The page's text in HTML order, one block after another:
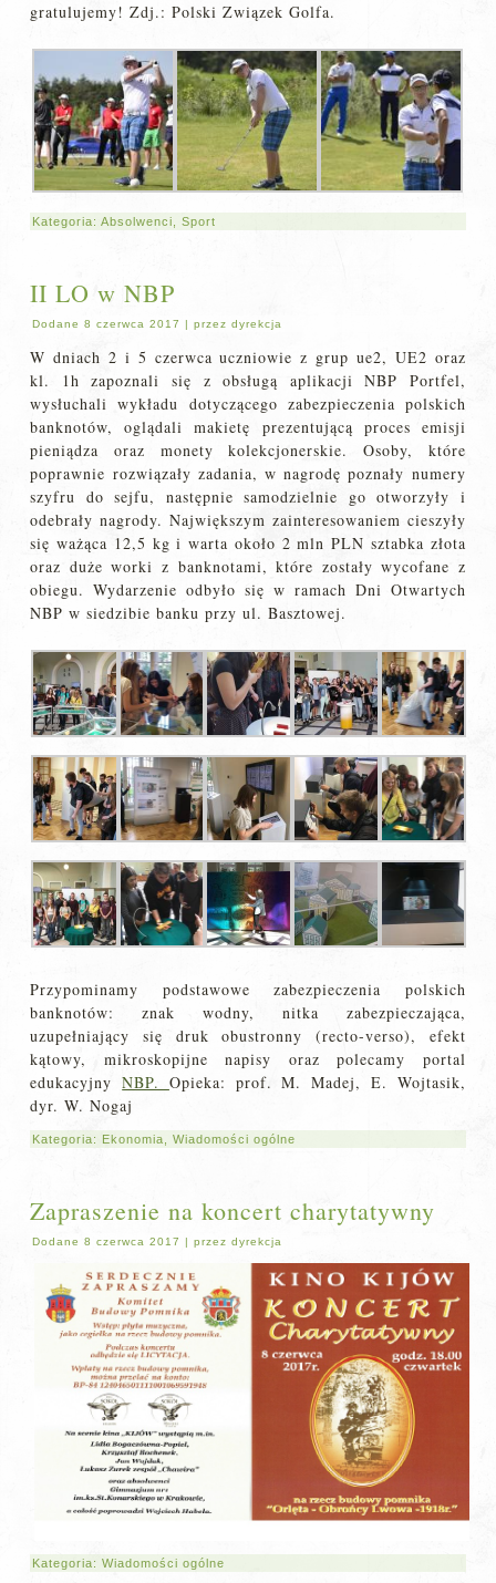
gratulujemy! Zdj.: Polski Związek Golfa.
Kategoria:Absolwenci ,Sport
II LO w NBP
Dodane 8 czerwca 2017 |przez dyrekcja
W dniach 2 i 5 czerwca uczniowie z grup ue2, UE2 oraz
kl. 1h zapoznali się z obsługą aplikacji NBP Portfel,
wysłuchali wykładu dotyczącego zabezpieczenia polskich
banknotów, oglądali makietę prezentującą proces emisji
pieniądza oraz monety kolekcjonerskie. Osoby, które
poprawnie rozwiązały zadania, w nagrodę poznały numery
szyfru do sejfu, następnie samodzielnie go otworzyły i
odebrały nagrody. Największym zainteresowaniem cieszyły
się ważąca 12,5 kg i warta około 2 mln PLN sztabka złota
oraz duże worki z banknotami, które zostały wycofane z
obiegu. Wydarzenie odbyło się w ramach Dni Otwartych
NBP w siedzibie banku przy ul. Basztowej.
Przypominamy podstawowe zabezpieczenia polskich
banknotów: znak wodny, nitka zabezpieczająca,
uzupełniający się druk obustronny (recto-verso), efekt
kątowy, mikroskopijne napisy oraz polecamy portal
edukacyjnyNBP. Opieka: prof. M. Madej, E. Wojtasik,
dyr. W. Nogaj
Kategoria: Ekonomia ,Wiadomości ogólne
Zapraszenie na koncert charytatywny
Dodane 8 czerwca 2017 |przez dyrekcja
Kategoria:Wiadomości ogólne